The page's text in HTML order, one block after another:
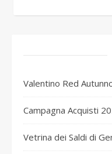
Valentino Red
Campagna Acquisti
Vetrina dei Saldi di